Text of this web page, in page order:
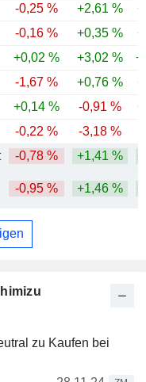
zu Kaufen bei
-0,25 % +2,61 %
-0,16 % +0,35 %
+0,02 % +3,02 %
-1,67 % +0,76 %
+0,14 % -0,91 %
-0,22 % -3,18 %
-0,78 % +1,41 %
-0,95 % +1,46 %